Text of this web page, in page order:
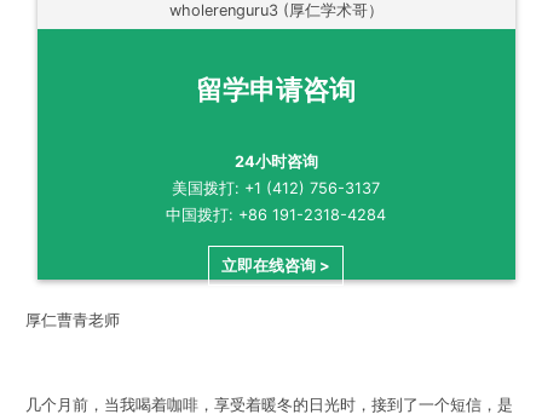
wholerenguru3 (厚仁学术哥）
留学申请咨询
24小时咨询
美国拨打: +1 (412) 756-3137
中国拨打: +86 191-2318-4284
立即在线咨询 >
厚仁曹青老师
几个月前，当我喝着咖啡，享受着暖冬的日光时，接到了一个短信，是